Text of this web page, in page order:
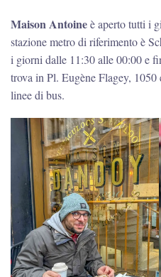
Maison Antoineè aperto tutti i
stazione metro di riferimento è
i giorni dalle 11:30 alle 00:00 e
trova in Pl. Eugène Flagey,
linee di bus.